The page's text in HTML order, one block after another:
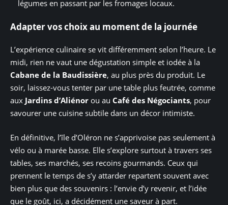
légumes en passant par les fromages locaux.
Adapter vos choix au moment de la journée
L’expérience culinaire se vit différemment selon l’heure. Le
midi, rien ne vaut une dégustation simple et iodée à la
Cabane de la Baudissière, au plus près du produit. Le
soir, laissez-vous tenter par une table plus feutrée, comme
aux Jardins d’Aliénor ou au Café des Négociants, pour
savourer une cuisine subtile dans un décor intimiste.
En définitive, l’île d’Oléron ne s’apprivoise pas seulement à
vélo ou à marée basse. Elle s’explore surtout à travers ses
tables, ses marchés, ses recoins gourmands. Ceux qui
prennent le temps de s’y attarder repartent souvent avec
bien plus que des souvenirs : l’envie d’y revenir, et l’idée
que le goût, ici, a décidément une saveur à part.